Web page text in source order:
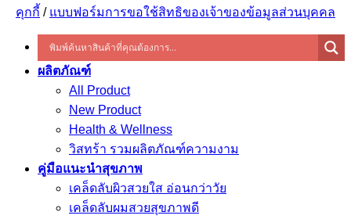
คุกกี้ / แบบฟอร์มการขอใช้สิทธิของเจ้าของข้อมูลส่วนบุคคล
ผลิตภัณฑ์
All Product
New Product
Health & Wellness
วิสทร้า รวมผลิตภัณฑ์ความงาม
คู่มือแนะนำสุขภาพ
เคล็ดลับผิวสวยใส อ่อนกว่าวัย
เคล็ดลับผมสวยสุขภาพดี